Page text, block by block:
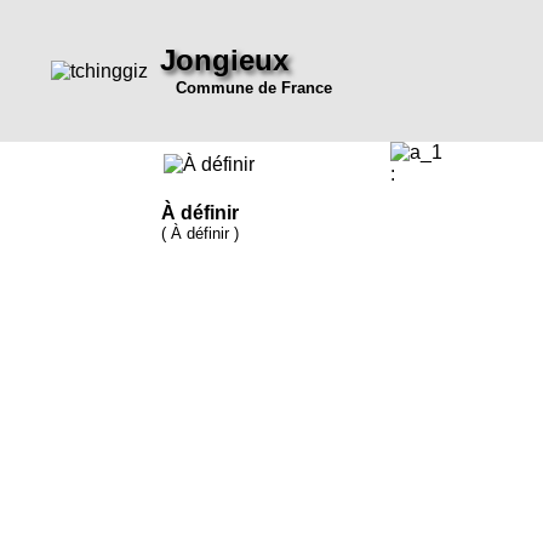
Jongieux
Commune de France
À définir
( À définir )
: